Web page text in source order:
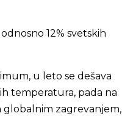
odnosno 12% svetskih
u leto se dešava
temperatura, pada na
globalnim zagrevanjem,